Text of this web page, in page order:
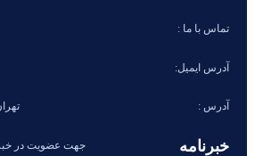
تماس با ما :
آدرس ایمیل:
آدرس :
خبرنامه جهت عضویت در